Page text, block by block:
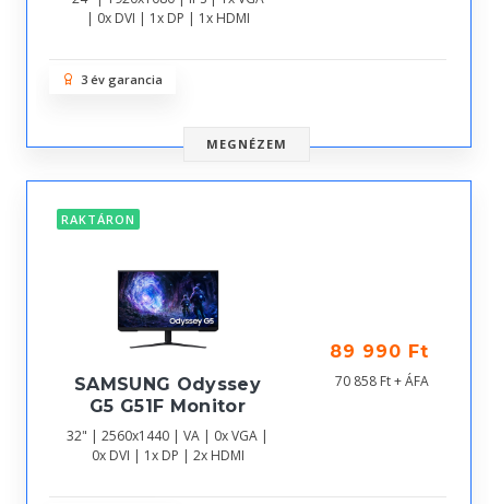
| 0x DVI | 1x DP | 1x HDMI
3 év garancia
MEGNÉZEM
RAKTÁRON
SAMSUNG Odyssey
G5 G51F Monitor
32" | 2560x1440 | VA | 0x VGA |
0x DVI | 1x DP | 2x HDMI
89 990 Ft
70 858 Ft + ÁFA